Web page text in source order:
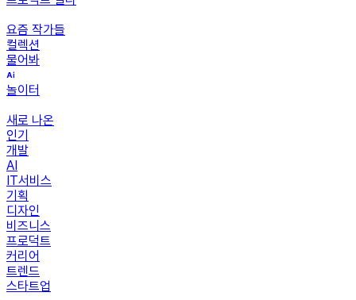
요즘 작가들
컬렉션
물어봐
놀이터
새로 나온
인기
개발
AI
IT서비스
기획
디자인
비즈니스
프로덕트
커리어
트렌드
스타트업